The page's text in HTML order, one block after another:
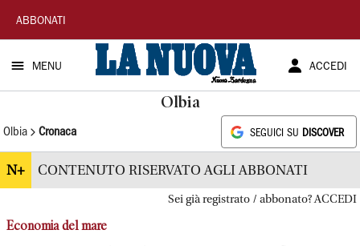
La
Nuova
Sardegna
ABBONATI
MENU ACCEDI
Olbia
Olbia Cronaca SEGUICI SU DISCOVER
N+ CONTENUTO RISERVATO AGLI ABBONATI
Sei già registrato / abbonato? ACCEDI
Economia del mare